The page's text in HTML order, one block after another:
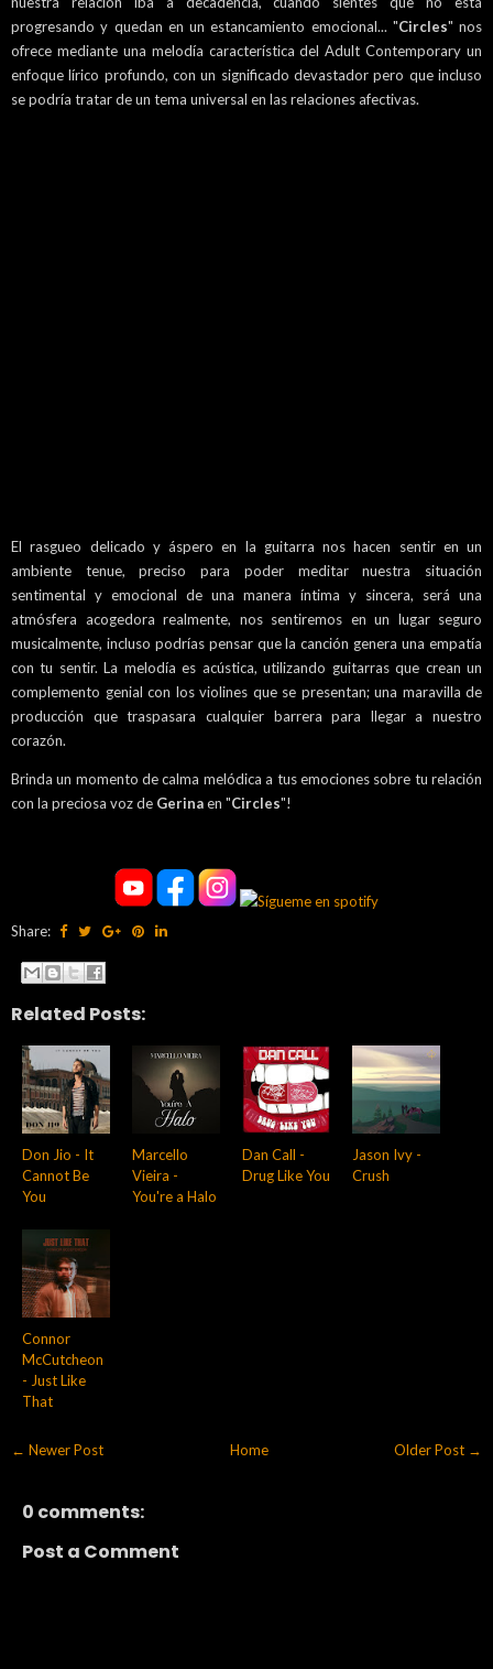
progresando y quedan en un estancamiento emocional... "Circles" nos
ofrece mediante una melodía característica del Adult Contemporary un
enfoque lírico profundo, con un significado devastador pero que incluso
se podría tratar de un tema universal en las relaciones afectivas.
El rasgueo delicado y áspero en la guitarra nos hacen sentir en un
ambiente tenue, preciso para poder meditar nuestra situación
sentimental y emocional de una manera íntima y sincera, será una
atmósfera acogedora realmente, nos sentiremos en un lugar seguro
musicalmente, incluso podrías pensar que la canción genera una empatía
con tu sentir. La melodía es acústica, utilizando guitarras que crean un
complemento genial con los violines que se presentan; una maravilla de
producción que traspasara cualquier barrera para llegar a nuestro
corazón.
Brinda un momento de calma melódica a tus emociones sobre tu relación
con la preciosa voz de Gerinaen "Circles"!
Share:
Related Posts:
Don Jio - It
Cannot Be
You
Marcello
Vieira -
You're a Halo
Dan Call -
Drug Like You
Jason Ivy -
Crush
Connor
McCutcheon
- Just Like
That
← Newer Post Older Post →
Home
0 comments:
Post a Comment